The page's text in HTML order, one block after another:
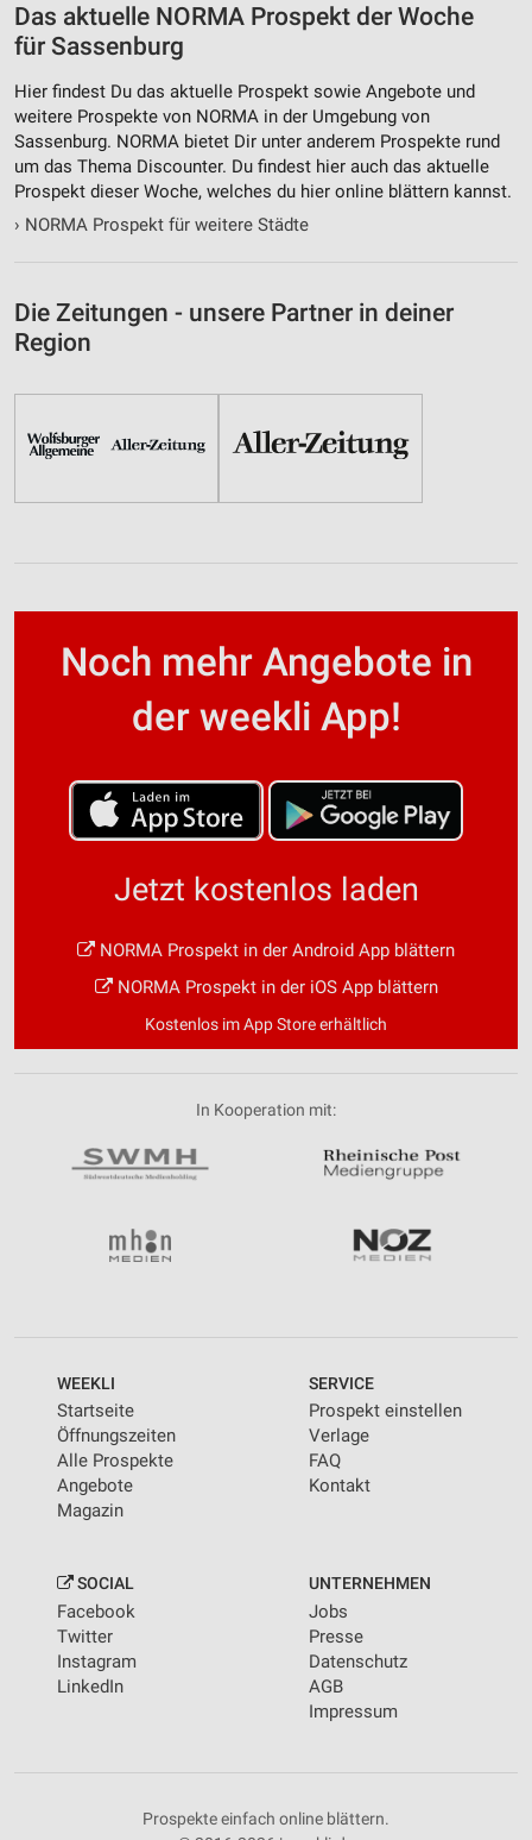
Das aktuelle NORMA Prospekt der Woche
für Sassenburg
Hier findest Du das aktuelle Prospekt sowie Angebote und
weitere Prospekte von NORMA in der Umgebung von
Sassenburg. NORMA bietet Dir unter anderem Prospekte rund
um das Thema Discounter. Du findest hier auch das aktuelle
Prospekt dieser Woche, welches du hier online blättern kannst.
› NORMA Prospekt für weitere Städte
Die Zeitungen - unsere Partner in deiner
Region
Noch mehr Angebote in
der weekli App!
Jetzt kostenlos laden
NORMA Prospekt in der Android App blättern
NORMA Prospekt in der iOS App blättern
Kostenlos im App Store erhältlich
In Kooperation mit:
WEEKLI
Startseite
Öffnungszeiten
Alle Prospekte
Angebote
Magazin
SERVICE
Prospekt einstellen
Verlage
FAQ
Kontakt
SOCIAL
Facebook
Twitter
Instagram
LinkedIn
UNTERNEHMEN
Jobs
Presse
Datenschutz
AGB
Impressum
Prospekte einfach online blättern.